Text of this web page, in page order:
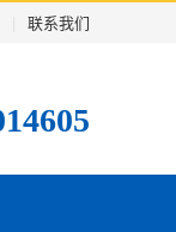
联系我们